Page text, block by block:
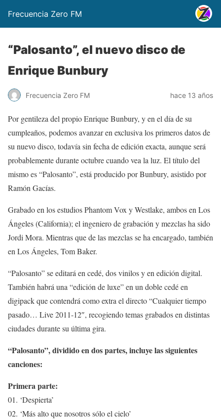
Frecuencia Zero FM
“Palosanto”, el nuevo disco de
Enrique Bunbury
Frecuencia Zero FM hace 13 años
Por gentileza del propio Enrique Bunbury, y en el día de su
cumpleaños, podemos avanzar en exclusiva los primeros datos de
su nuevo disco, todavía sin fecha de edición exacta, aunque será
probablemente durante octubre cuando vea la luz. El título del
mismo es “Palosanto”, está producido por Bunbury, asistido por
Ramón Gacías.
Grabado en los estudios Phantom Vox y Westlake, ambos en Los
Ángeles (California); el ingeniero de grabación y mezclas ha sido
Jordi Mora. Mientras que de las mezclas se ha encargado, también
en Los Ángeles, Tom Baker.
“Palosanto” se editará en cedé, dos vinilos y en edición digital.
También habrá una “edición de luxe” en un doble cedé en
digipack que contendrá como extra el directo “Cualquier tiempo
pasado… Live 2011-12″, recogiendo temas grabados en distintas
ciudades durante su última gira.
“Palosanto”, dividido en dos partes, incluye las siguientes
canciones:
Primera parte:
01. ‘Despierta’
02. ‘Más alto que nosotros sólo el cielo’